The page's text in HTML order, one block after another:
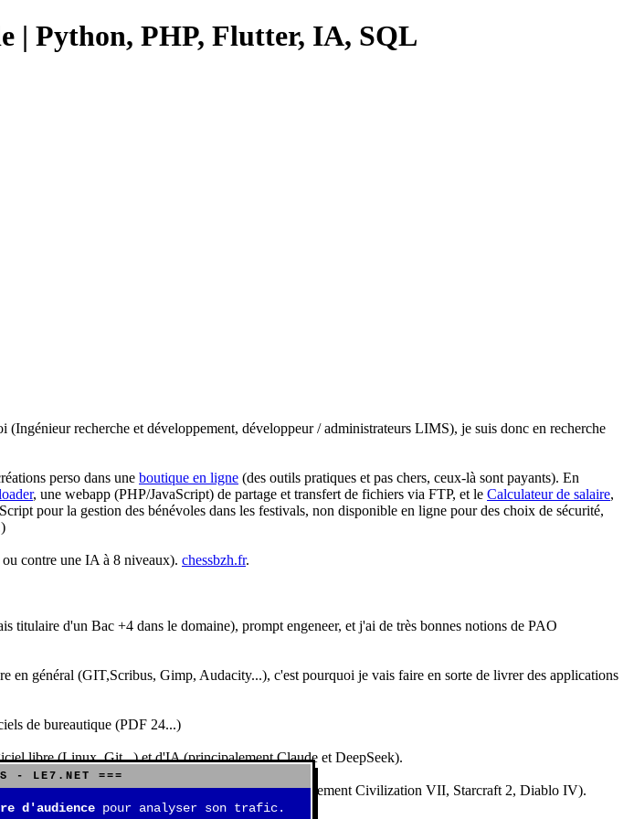
| Python, PHP, Flutter, IA, SQL
recherche et développement, développeur / administrateurs LIMS), je suis donc en recherche
perso dans une boutique en ligne (des outils pratiques et pas chers, ceux-là sont payants). En
, une webapp (PHP/JavaScript) de partage et transfert de fichiers via FTP, et le Calculateur de salaire,
pour la gestion des bénévoles dans les festivals, non disponible en ligne pour des choix de sécurité,
contre une IA à 8 niveaux). chessbzh.fr.
d'un Bac +4 dans le domaine), prompt engeneer, et j'ai de très bonnes notions de PAO
général (GIT,Scribus, Gimp, Audacity...), c'est pourquoi je vais faire en sorte de livrer des applications
de bureautique (PDF 24...)
libre (Linux, Git...) et d'IA (principalement Claude et DeepSeek).
Go, Quarto, Tock...) et aux jeux vidéos (essentiellement Civilization VII, Starcraft 2, Diablo IV).
- LE7.NET ===
d'audience pour analyser son trafic.